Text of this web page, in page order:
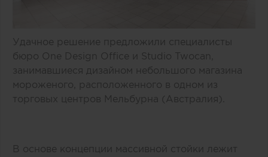
Удачное решение предложили специалисты
бюро One Design Office и Studio Twocan,
занимавшиеся дизайном небольшого магазина
мороженого, расположенного в одном из
торговых центров Мельбурна (Австралия).
В основе концепции массивной стойки лежит